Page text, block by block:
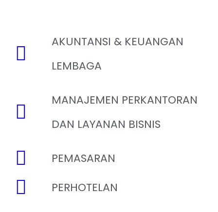
AKUNTANSI & KEUANGAN
LEMBAGA
MANAJEMEN PERKANTORAN
DAN LAYANAN BISNIS
PEMASARAN
PERHOTELAN